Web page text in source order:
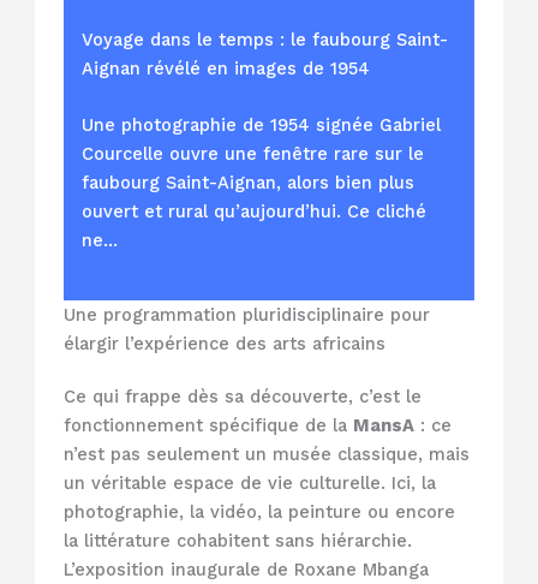
Voyage dans le temps : le faubourg Saint-
Aignan révélé en images de 1954
Une photographie de 1954 signée Gabriel
Courcelle ouvre une fenêtre rare sur le
faubourg Saint-Aignan, alors bien plus
ouvert et rural qu’aujourd’hui. Ce cliché
ne…
Une programmation pluridisciplinaire pour
élargir l’expérience des arts africains
Ce qui frappe dès sa découverte, c’est le
fonctionnement spécifique de la MansA : ce
n’est pas seulement un musée classique, mais
un véritable espace de vie culturelle. Ici, la
photographie, la vidéo, la peinture ou encore
la littérature cohabitent sans hiérarchie.
L’exposition inaugurale de Roxane Mbanga